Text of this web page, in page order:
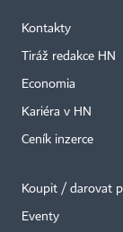
Kontakty
Tiráž redakce HN
Economia
Kariéra v HN
Ceník inzerce
Koupit / darovat
Eventy